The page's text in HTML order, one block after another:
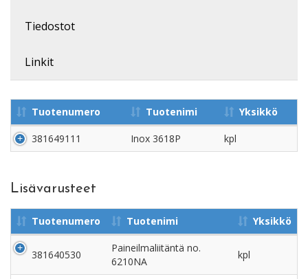
Tiedostot
Linkit
Tuotenumero Tuotenimi Yksikkö
381649111 Inox 3618P kpl
Lisävarusteet
Tuotenumero Tuotenimi Yksikkö
381640530
Paineilmaliitäntä no.
6210NA
kpl